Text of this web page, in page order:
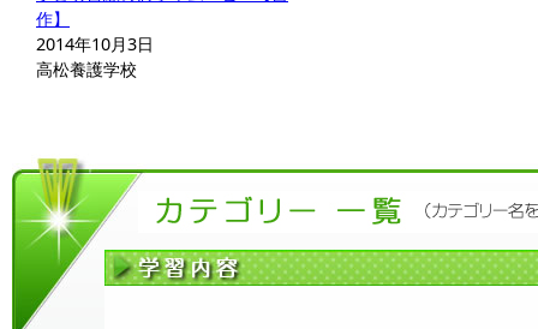
作】
2014年10月3日
高松養護学校